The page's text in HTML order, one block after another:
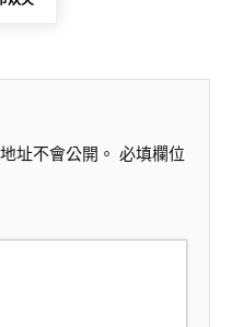
址不會公開。 必填欄位